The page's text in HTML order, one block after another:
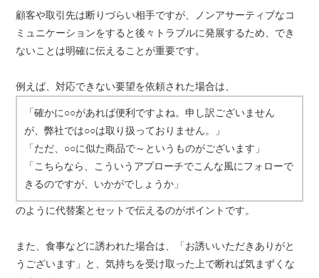
顧客や取引先は断りづらい相手ですが、ノンアサーティブなコ
ミュニケーションをすると後々トラブルに発展するため、でき
ないことは明確に伝えることが重要です。
例えば、対応できない要望を依頼された場合は、
「確かに○○があれば便利ですよね。申し訳ございません
が、弊社では○○は取り扱っておりません。」
「ただ、○○に似た商品で～というものがございます」
「こちらなら、こういうアプローチでこんな風にフォローで
きるのですが、いかがでしょうか」
のように代替案とセットで伝えるのがポイントです。
また、食事などに誘われた場合は、「お誘いいただきありがと
うございます」と、気持ちを受け取った上で断れば気まずくな